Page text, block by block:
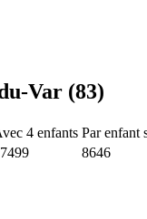
Var (83)
4 enfants Par enfant
8646